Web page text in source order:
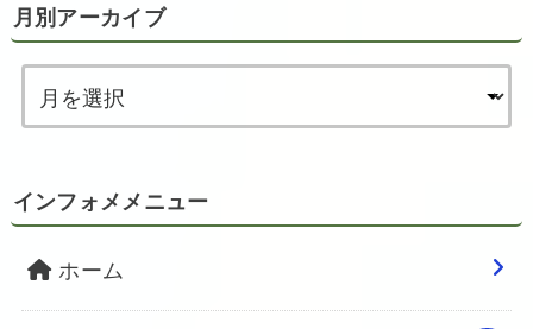
月別アーカイブ
インフォメメニュー
ホーム